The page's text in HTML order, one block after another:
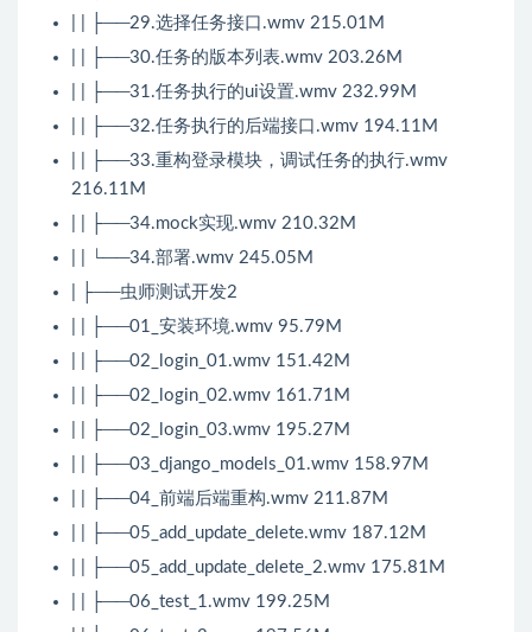
| | ├──29.选择任务接口.wmv 215.01M
| | ├──30.任务的版本列表.wmv 203.26M
| | ├──31.任务执行的ui设置.wmv 232.99M
| | ├──32.任务执行的后端接口.wmv 194.11M
| | ├──33.重构登录模块，调试任务的执行.wmv
216.11M
| | ├──34.mock实现.wmv 210.32M
| | └──34.部署.wmv 245.05M
| ├──虫师测试开发2
| | ├──01_安装环境.wmv 95.79M
| | ├──02_login_01.wmv 151.42M
| | ├──02_login_02.wmv 161.71M
| | ├──02_login_03.wmv 195.27M
| | ├──03_django_models_01.wmv 158.97M
| | ├──04_前端后端重构.wmv 211.87M
| | ├──05_add_update_delete.wmv 187.12M
| | ├──05_add_update_delete_2.wmv 175.81M
| | ├──06_test_1.wmv 199.25M